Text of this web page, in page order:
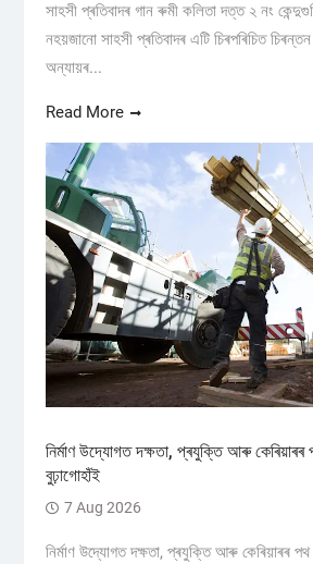
সাহসী প্ৰতিবাদৰ গান ৰুমী কলিতা দত্ত ২ নং
নহয়জানো সাহসী প্ৰতিবাদৰ এটি চিৰপৰিচিত চিৰন্তন
অন্যায়ৰ...
Read More
নিৰ্মাণ উদ্যোগত দক্ষতা, প্ৰযুক্তি আৰু
বুঢ়াগোহাঁই
7 Aug 2026
নিৰ্মাণ উদ্যোগত দক্ষতা, প্ৰযুক্তি আৰু কেৰিয়াৰৰ